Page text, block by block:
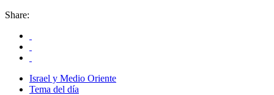
Share:
Israel y Medio Oriente
Tema del día